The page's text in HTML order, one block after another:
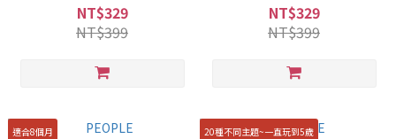
NT$329
NT$399
NT$329
NT$399
適合8個月 20種不同主題~一直玩到5歲